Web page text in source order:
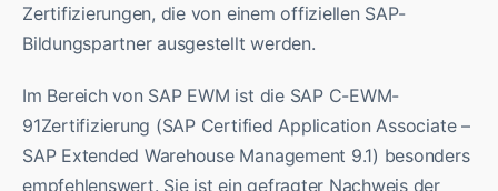
Zertifizierungen, die von einem offiziellen SAP-
Bildungspartner ausgestellt werden.
Im Bereich von SAP EWM ist die SAP C-EWM-
91Zertifizierung (SAP Certified Application Associate –
SAP Extended Warehouse Management 9.1) besonders
empfehlenswert. Sie ist ein gefragter Nachweis der